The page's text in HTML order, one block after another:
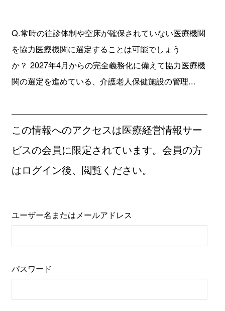
Q.常時の往診体制や空床が確保されていない医療機関
を協力医療機関に選定することは可能でしょう
か？ 2027年4月からの完全義務化に備えて協力医療機
関の選定を進めている、介護老人保健施設の管理...
この情報へのアクセスは医療経営情報サー
ビスの会員に限定されています。会員の方
はログイン後、閲覧ください。
ユーザー名またはメールアドレス
パスワード